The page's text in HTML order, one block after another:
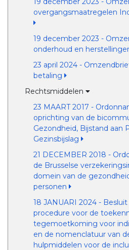
overgangsmaatregelen
19 december 2023 -
onderhoud en
23 april 2024 -
betaling
Rechtsmiddelen
23 MAART 2017 -
oprichting van de
Gezondheid, Bijstand aan
Gezinsbijslag
21 DECEMBER 2018 -
de Brusselse
domein van de
personen
18 JANUARI 2024 -
procedure voor de
tegemoetkoming voor
en de nomenclatuur van
hulpmiddelen voor de